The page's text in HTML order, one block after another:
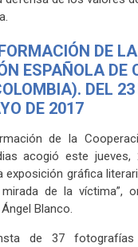
DE LA
ESPAÑOLA DE
DEL
DE 2017
de la
acogió este
exposición gráfica
de la víctima”,
Blanco.
de 37 fotografías